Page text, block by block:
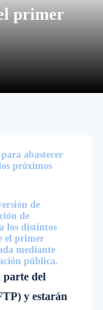
primer
abastecer
próximos
de
de
los distintos
el primer
mediante
pública.
parte del
y estarán